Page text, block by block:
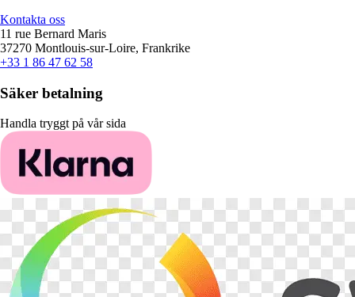
Kontakta oss
11 rue Bernard Maris
37270 Montlouis-sur-Loire, Frankrike
+33 1 86 47 62 58
Säker betalning
Handla tryggt på vår sida